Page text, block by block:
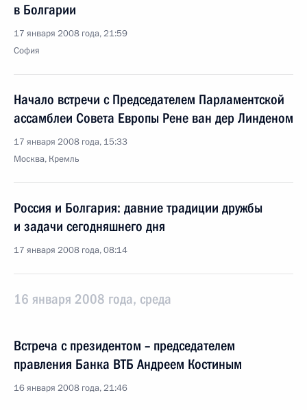
в Болгарии
17 января 2008 года, 21:59
София
Начало встречи с Председателем Парламентской
ассамблеи Совета Европы Рене ван дер Линденом
17 января 2008 года, 15:33
Москва, Кремль
Россия и Болгария: давние традиции дружбы
и задачи сегодняшнего дня
17 января 2008 года, 08:14
16 января 2008 года, среда
Встреча с президентом – председателем
правления Банка ВТБ Андреем Костиным
16 января 2008 года, 21:46